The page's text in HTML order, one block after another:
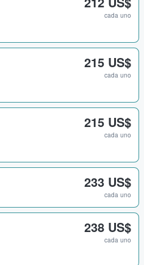
cada uno
215 US$
cada uno
215 US$
cada uno
233 US$
cada uno
238 US$
cada uno